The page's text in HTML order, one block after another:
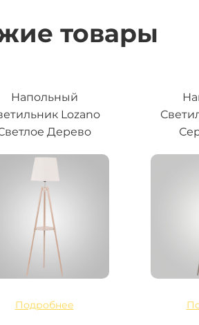
товары
Напольный
Lozano
Дерево
Подробнее